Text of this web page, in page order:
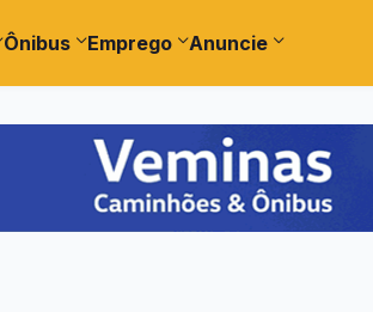
Ônibus Emprego Anuncie